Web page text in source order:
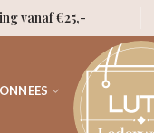
vanaf €25,-